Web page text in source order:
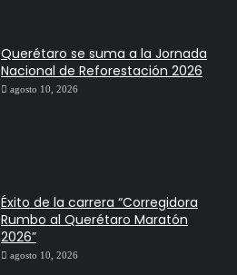
Querétaro se suma a la Jornada
Nacional de Reforestación 2026
agosto 10, 2026
Éxito de la carrera “Corregidora
Rumbo al Querétaro Maratón
2026”
agosto 10, 2026